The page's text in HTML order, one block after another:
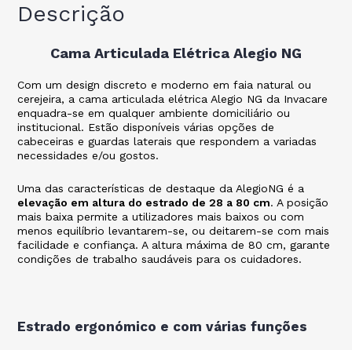
Descrição
Cama Articulada Elétrica Alegio NG
Com um design discreto e moderno em faia natural ou
cerejeira, a cama articulada elétrica Alegio NG da Invacare
enquadra-se em qualquer ambiente domiciliário ou
institucional. Estão disponíveis várias opções de
cabeceiras e guardas laterais que respondem a variadas
necessidades e/ou gostos.
Uma das características de destaque da AlegioNG é a
elevação em altura do estrado de 28 a 80 cm. A posição
mais baixa permite a utilizadores mais baixos ou com
menos equilíbrio levantarem-se, ou deitarem-se com mais
facilidade e confiança. A altura máxima de 80 cm, garante
condições de trabalho saudáveis para os cuidadores.
Estrado ergonómico e com várias funções